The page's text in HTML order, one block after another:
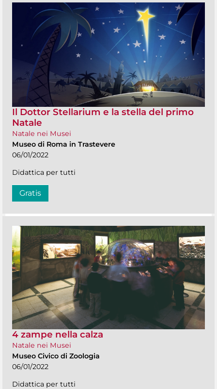
Il Dottor Stellarium e la stella del primo
Natale
Natale nei Musei
Museo di Roma in Trastevere
06/01/2022
Didattica per tutti
Gratis
4 zampe nella calza
Natale nei Musei
Museo Civico di Zoologia
06/01/2022
Didattica per tutti